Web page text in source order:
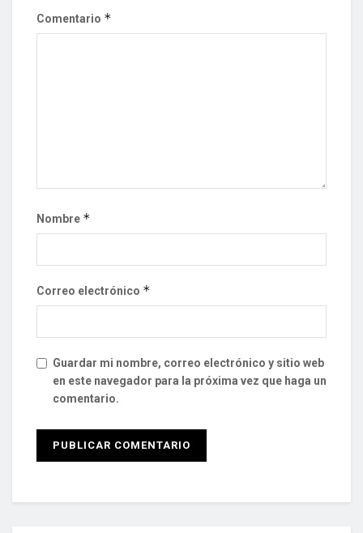
Comentario *
Nombre *
Correo electrónico *
Guardar mi nombre, correo electrónico y sitio web
en este navegador para la próxima vez que haga un
comentario.